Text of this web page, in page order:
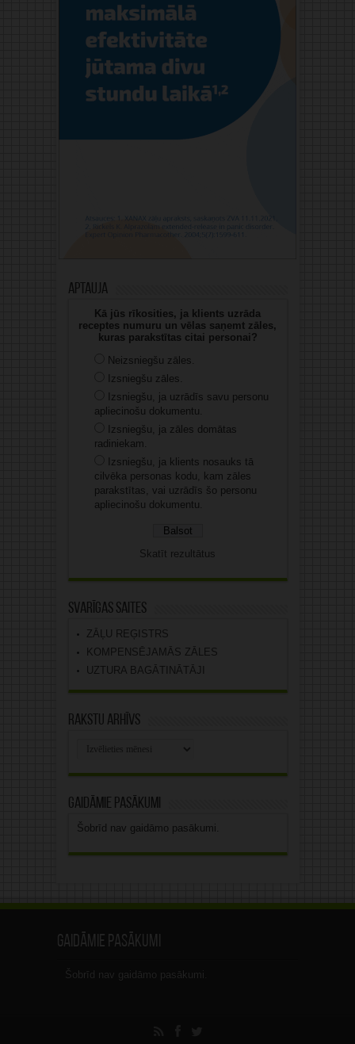
Aptauja
Kā jūs rīkosities, ja klients uzrāda
receptes numuru un vēlas saņemt zāles,
kuras parakstītas citai personai?
Neizsniegšu zāles.
Izsniegšu zāles.
Izsniegšu, ja uzrādīs savu personu
apliecinošu dokumentu.
Izsniegšu, ja zāles domātas
radiniekam.
Izsniegšu, ja klients nosauks tā
cilvēka personas kodu, kam zāles
parakstītas, vai uzrādīs šo personu
apliecinošu dokumentu.
Skatīt rezultātus
Svarīgas saites
ZĀĻU REĢISTRS
KOMPENSĒJAMĀS ZĀLES
UZTURA BAGĀTINĀTĀJI
Rakstu arhīvs
Gaidāmie pasākumi
Šobrīd nav gaidāmo pasākumi.
Gaidāmie pasākumi
Šobrīd nav gaidāmo pasākumi.